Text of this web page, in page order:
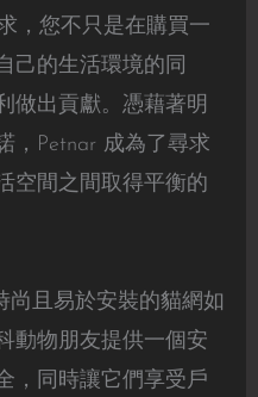
，您不只是在購買一
己的生活環境的同
做出貢獻。憑藉著明
，Petnar 成為了尋求
空間之間取得平衡的
尚且易於安裝的貓網如
動物朋友提供一個安
，同時讓它們享受戶